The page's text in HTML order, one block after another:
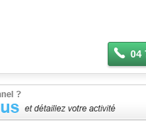
04